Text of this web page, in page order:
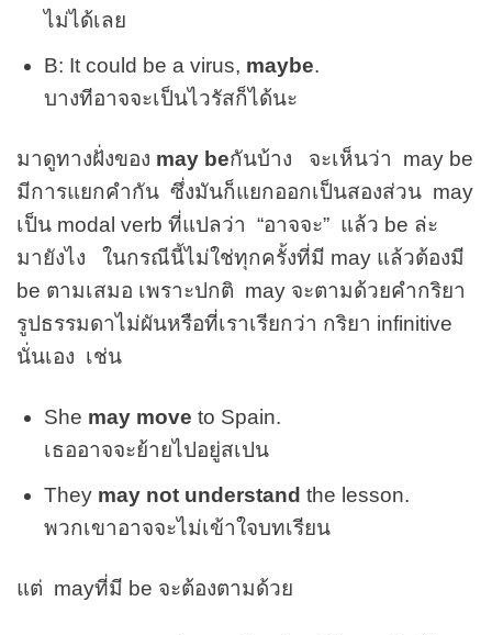
ไม่ได้เลย
B: It could be a virus, maybe.
บางทีอาจจะเป็นไวรัสก็ได้นะ
มาดูทางฝั่งของ may beกันบ้าง จะเห็นว่า may be
มีการแยกคำกัน ซึ่งมันก็แยกออกเป็นสองส่วน may
เป็น modal verb ที่แปลว่า “อาจจะ” แล้ว be ล่ะ
มายังไง ในกรณีนี้ไม่ใช่ทุกครั้งที่มี may แล้วต้องมี
be ตามเสมอ เพราะปกติ may จะตามด้วยคำกริยา
รูปธรรมดาไม่ผันหรือที่เราเรียกว่า กริยา infinitive
นั่นเอง เช่น
She may move to Spain.
เธออาจจะย้ายไปอยู่สเปน
They may not understand the lesson.
พวกเขาอาจจะไม่เข้าใจบทเรียน
แต่ mayที่มี be จะต้องตามด้วย